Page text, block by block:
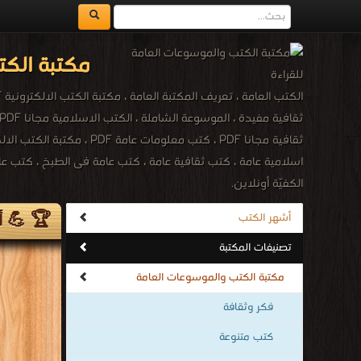
أشهر الكتب
تصنيفات المكتبة
مكتبة الكتب والموسوعات العامة
فكر وثقافة
كتب متنوعة
كتب الأدب
كتب الأدب
كتب الثقافة الجنسية
جديد الكتب والروايات
كتب شروحات البرامج العامة والخدمية
الموسوعات العامة
قراءة و